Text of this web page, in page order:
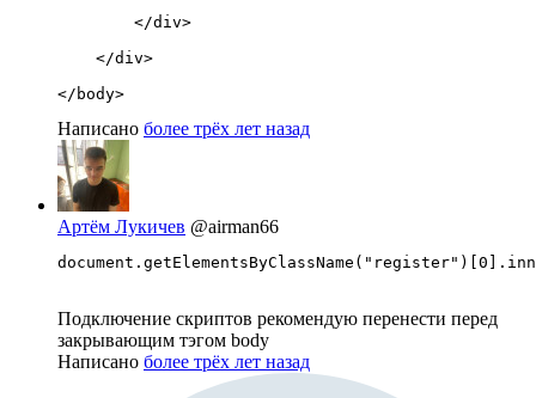
        </div>
    </div>
</body>
Написано более трёх лет назад
Артём Лукичев @airman66
Подключение скриптов рекомендую перенести перед
закрывающим тэгом body
Написано более трёх лет назад